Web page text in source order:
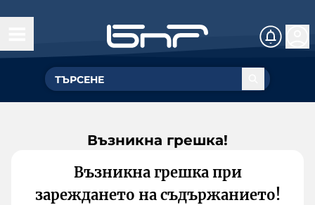
Възникна грешка!
Възникна грешка при
зареждането на съдържанието!